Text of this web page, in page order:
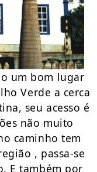
um bom lugar
Verde a cerca
seu acesso é
não muito
caminho tem
, passa-se
E também por